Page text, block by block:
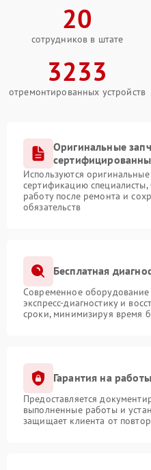
20
сотрудников в штате
3233
отремонтированных устройств
Оригинальные
Используются
сертификацию
работу после ремонта и
обязательств
Бесплатная
Современное
экспресс-диагностику и
сроки, минимизируя время
Гарантия на
Предоставляется
выполненные работы и
защищает клиента от